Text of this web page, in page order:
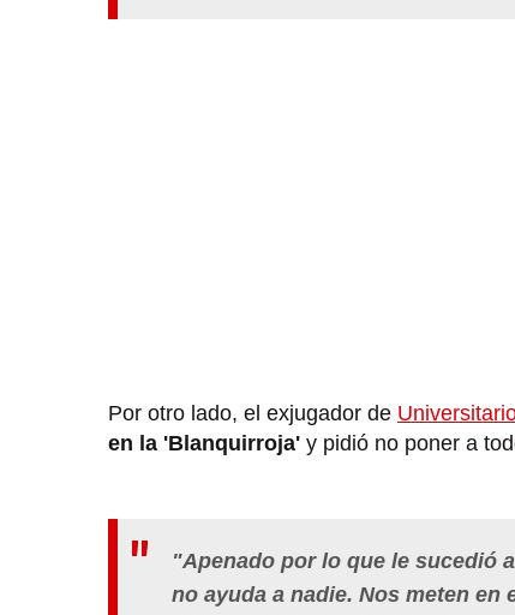
Por otro lado, el exjugador de
en la 'Blanquirroja' y pidió no poner a
"Apenado por lo que le sucedió
no ayuda a nadie. Nos meten en